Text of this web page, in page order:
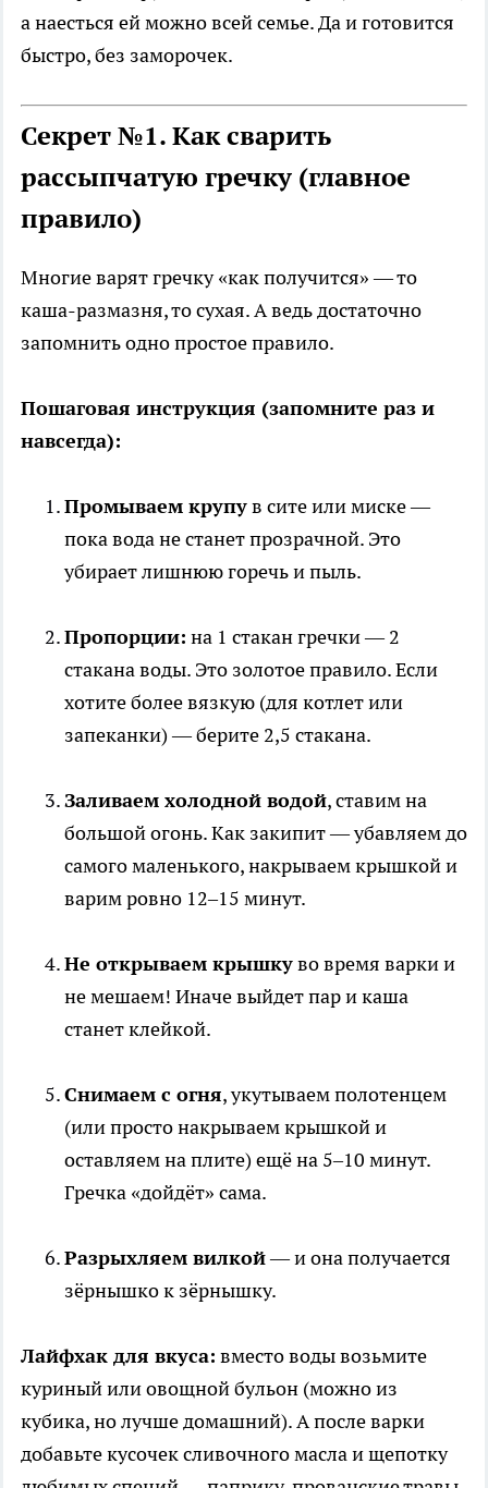
а наесться ей можно всей семье. Да и готовится
быстро, без заморочек.
Секрет №1. Как сварить
рассыпчатую гречку (главное
правило)
Многие варят гречку «как получится» — то
каша-размазня, то сухая. А ведь достаточно
запомнить одно простое правило.
Пошаговая инструкция (запомните раз и
навсегда):
Промываем крупув сите или миске —
пока вода не станет прозрачной. Это
убирает лишнюю горечь и пыль.
Пропорции: на 1 стакан гречки — 2
стакана воды. Это золотое правило. Если
хотите более вязкую (для котлет или
запеканки) — берите 2,5 стакана.
Заливаем холодной водой, ставим на
большой огонь. Как закипит — убавляем до
самого маленького, накрываем крышкой и
варим ровно 12–15 минут.
Не открываем крышкуво время варки и
не мешаем! Иначе выйдет пар и каша
станет клейкой.
Снимаем с огня, укутываем полотенцем
(или просто накрываем крышкой и
оставляем на плите) ещё на 5–10 минут.
Гречка «дойдёт» сама.
Разрыхляем вилкой— и она получается
зёрнышко к зёрнышку.
Лайфхак для вкуса: вместо воды возьмите
куриный или овощной бульон (можно из
кубика, но лучше домашний). А после варки
добавьте кусочек сливочного масла и щепотку